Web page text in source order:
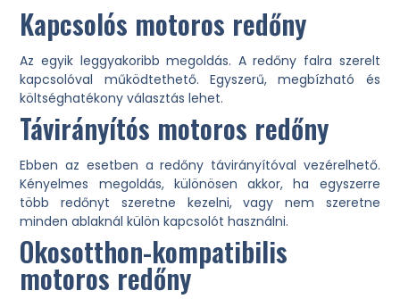
Kapcsolós motoros redőny
Az egyik leggyakoribb megoldás. A redőny falra szerelt
kapcsolóval működtethető. Egyszerű, megbízható és
költséghatékony választás lehet.
Távirányítós motoros redőny
Ebben az esetben a redőny távirányítóval vezérelhető.
Kényelmes megoldás, különösen akkor, ha egyszerre
több redőnyt szeretne kezelni, vagy nem szeretne
minden ablaknál külön kapcsolót használni.
Okosotthon-kompatibilis
motoros redőny